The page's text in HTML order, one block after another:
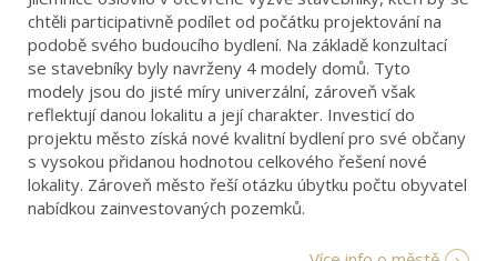
chtěli participativně podílet od počátku projektování na
podobě svého budoucího bydlení. Na základě konzultací
se stavebníky byly navrženy 4 modely domů. Tyto
modely jsou do jisté míry univerzální, zároveň však
reflektují danou lokalitu a její charakter. Investicí do
projektu město získá nové kvalitní bydlení pro své občany
s vysokou přidanou hodnotou celkového řešení nové
lokality. Zároveň město řeší otázku úbytku počtu obyvatel
nabídkou zainvestovaných pozemků.